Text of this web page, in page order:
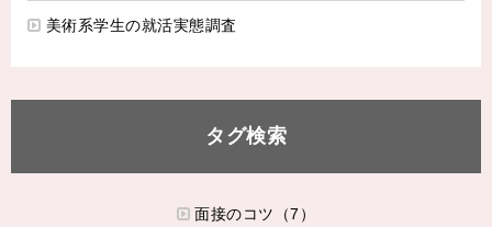
美術系学生の就活実態調査
タグ検索
面接のコツ（7）